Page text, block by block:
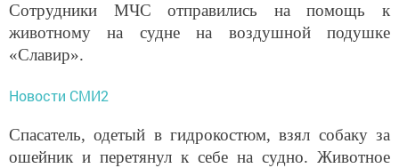
Сотрудники МЧС отправились на помощь к
животному на судне на воздушной подушке
«Славир».
Новости СМИ2
Спасатель, одетый в гидрокостюм, взял собаку за
ошейник и перетянул к себе на судно. Животное